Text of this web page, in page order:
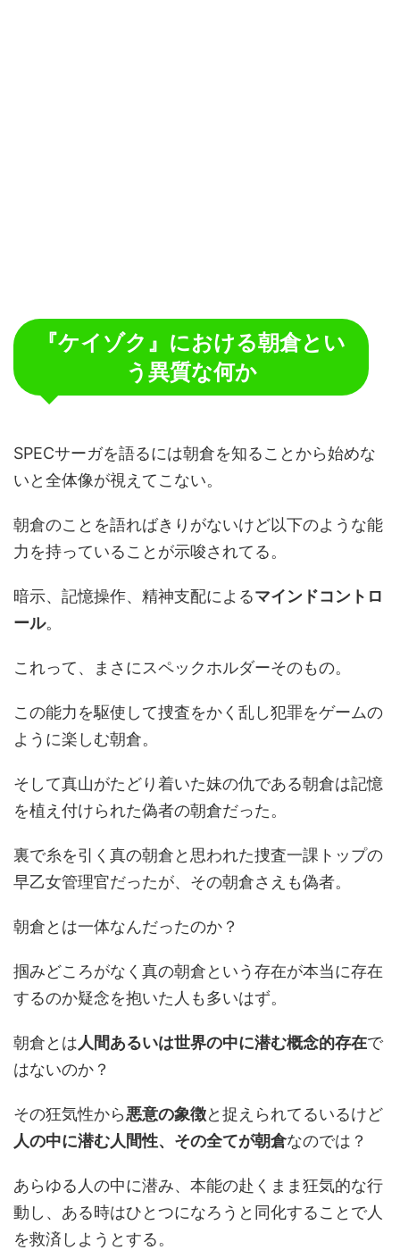
『ケイゾク』における朝倉とい
う異質な何か
SPECサーガを語るには朝倉を知ることから始めな
いと全体像が視えてこない。
朝倉のことを語ればきりがないけど以下のような能
力を持っていることが示唆されてる。
暗示、記憶操作、精神支配によるマインドコントロ
ール。
これって、まさにスペックホルダーそのもの。
この能力を駆使して捜査をかく乱し犯罪をゲームの
ように楽しむ朝倉。
そして真山がたどり着いた妹の仇である朝倉は記憶
を植え付けられた偽者の朝倉だった。
裏で糸を引く真の朝倉と思われた捜査一課トップの
早乙女管理官だったが、その朝倉さえも偽者。
朝倉とは一体なんだったのか？
掴みどころがなく真の朝倉という存在が本当に存在
するのか疑念を抱いた人も多いはず。
朝倉とは人間あるいは世界の中に潜む概念的存在で
はないのか？
その狂気性から悪意の象徴と捉えられてるいるけど
人の中に潜む人間性、その全てが朝倉なのでは？
あらゆる人の中に潜み、本能の赴くまま狂気的な行
動し、ある時はひとつになろうと同化することで人
を救済しようとする。